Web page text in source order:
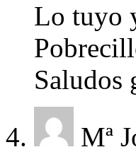
Lo tuyo
Saludos
Mª